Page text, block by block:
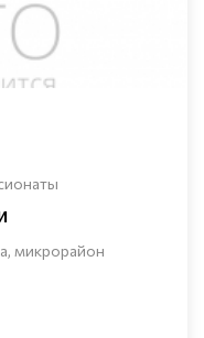
микрорайон